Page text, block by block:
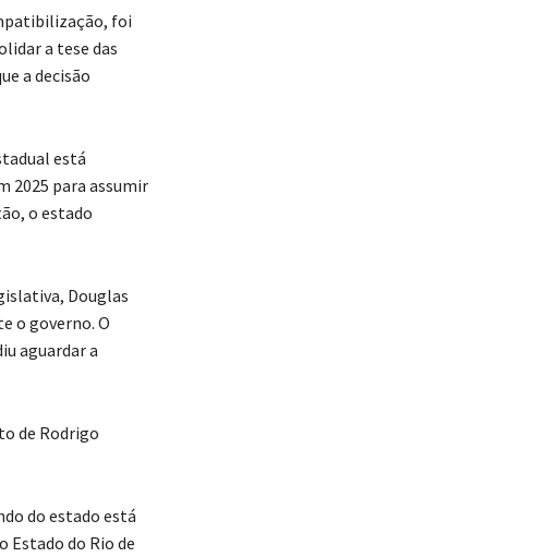
foi
a tese das
a decisão
está
2025 para assumir
o estado
Douglas
o governo. O
aguardar a
de Rodrigo
do estado está
Estado do Rio de